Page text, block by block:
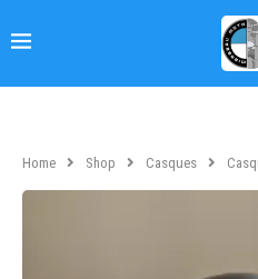
Home Shop Casques